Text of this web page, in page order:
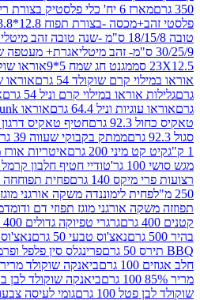
בצורת רימון ק. 7 ס"מ-שקוף
-בצורת תפוח 12.8*13.8*7 ס"מ
קפ' קרטון
אגרת+ מעטפה שנה טובה
מגנט חג שמח 5*9
אוראו שוקולד גליל 110.4 גרם
קרם שוקולד 54 גרם
במילוי קרם וניל 54 גרם
וניל 64.4 גרם
אוראו Space Dunk גליל 110.4 גרם
חטיף טאקיס דרגון צ'ילי 92.3 גרם
ממתק בקבוקי שעווה 39 גרם
סוכריות
200 גרם
איטריות אורז מקלות 600 גרם
טודיי חטיף חלבון קרמל מלוח 65 גרם
140 גרם
פחית תפוחחה משקה
לימוננדה משקה אורגני מוגז- לימון וליים 250
מוגז תפוזי דם ודומדמניות 250 מ"ל
גרגרי טפיוקה גדולים 400 גרם
מיסו כהה 500
נאצ'וס טבעי 50 גרם
נאצ'וס תירס כחול 50 גרם
פרינגלס סין פלפל ופרמזן 110 גרם
ביאנקה שוקולד מריר 72% 100 גרם
ביאנקה שוקולד לבן בטעם קרמל 100 גרם
גרם
גומי לעיסה צבעוני 1 ק"ג